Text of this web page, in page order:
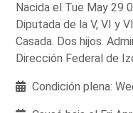
Nacida el Tue May 29
Diputada de la V, VI y
Casada. Dos hijos.
Dirección Federal de
Condición plena: